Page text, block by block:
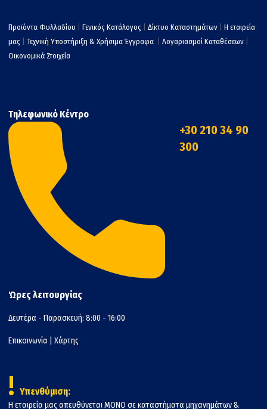
Προϊόντα Φυλλαδίου Γενικός Κατάλογος Δίκτυο Καταστημάτων
Η εταιρεία
μας
Τεχνική Υποστήριξη & Χρήσιμα Έγγραφα Λογαριασμοί Καταθέσεων
Οικονομικά Στοιχεία
Τηλεφωνικό Κέντρο
+30 210 34 90
300
Ώρες λειτουργίας
Δευτέρα - Παρασκευή: 8:00 - 16:00
Επικοινωνία Χάρτης
! Υπενθύμιση:
Η εταιρεία μας απευθύνεται ΜΟΝΟ σε καταστήματα μηχανημάτων &